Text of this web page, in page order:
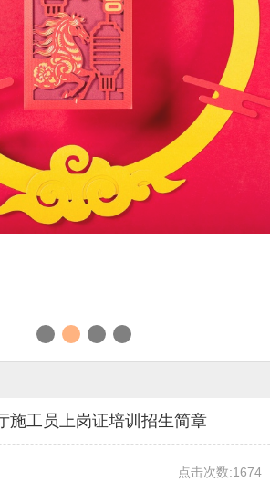
施工员上岗证培训招生简章
点击次数:1674